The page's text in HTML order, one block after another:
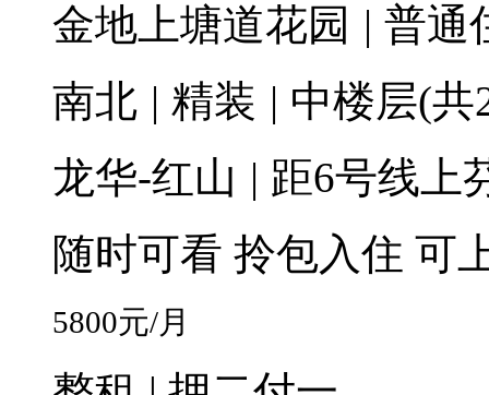
金地上塘道花园 | 普通
南北 | 精装 | 中楼层(
龙华-红山 | 距6号线上
随时可看 拎包入住 可
5800元/月